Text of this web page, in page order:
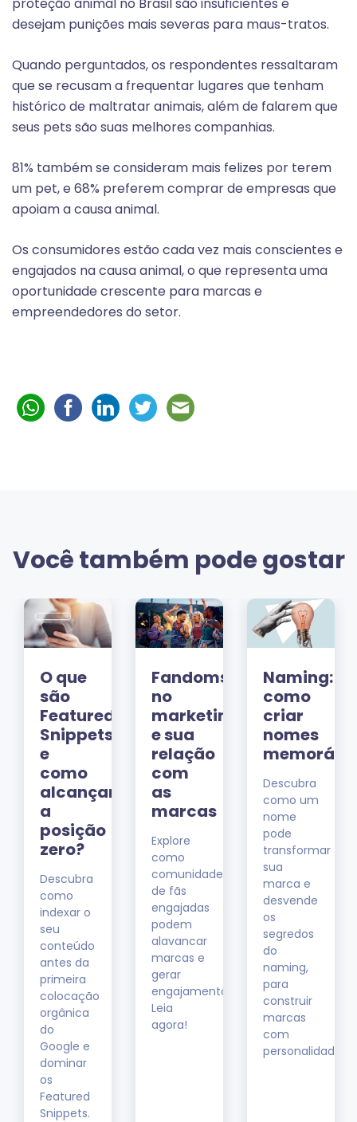
desejam punições mais severas para maus-tratos.
Quando perguntados, os respondentes ressaltaram
que se recusam a frequentar lugares que tenham
histórico de maltratar animais, além de falarem que
seus pets são suas melhores companhias.
81% também se consideram mais felizes por terem
um pet, e 68% preferem comprar de empresas que
apoiam a causa animal.
Os consumidores estão cada vez mais conscientes e
engajados na causa animal, o que representa uma
oportunidade crescente para marcas e
empreendedores do setor.
Você também pode gostar
O que
são
Featured
Snippets
e
como
alcançar
a
posição
zero?
Descubra
como
indexar o
seu
conteúdo
antes da
primeira
colocação
orgânica
do
Google e
dominar
os
Featured
Snippets.
Fandoms
no
marketing
e sua
relação
com
as
marcas
Explore
como
comunidades
de fãs
engajadas
podem
alavancar
marcas e
gerar
engajamento.
Leia
agora!
Naming:
como
criar
nomes
Descubra
como um
nome
pode
transformar
sua
marca e
desvende
os
segredos
do
naming,
para
construir
marcas
com
personalidade.